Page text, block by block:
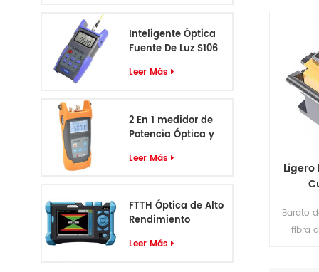
Inteligente Óptica
Fuente De Luz S106
Leer Más
2 En 1 medidor de
Potencia Óptica y
Leer Más
FTTH Óptica de Alto
Rendimiento
Cable S-55
Leer Más
Ligero
Barato
fibra